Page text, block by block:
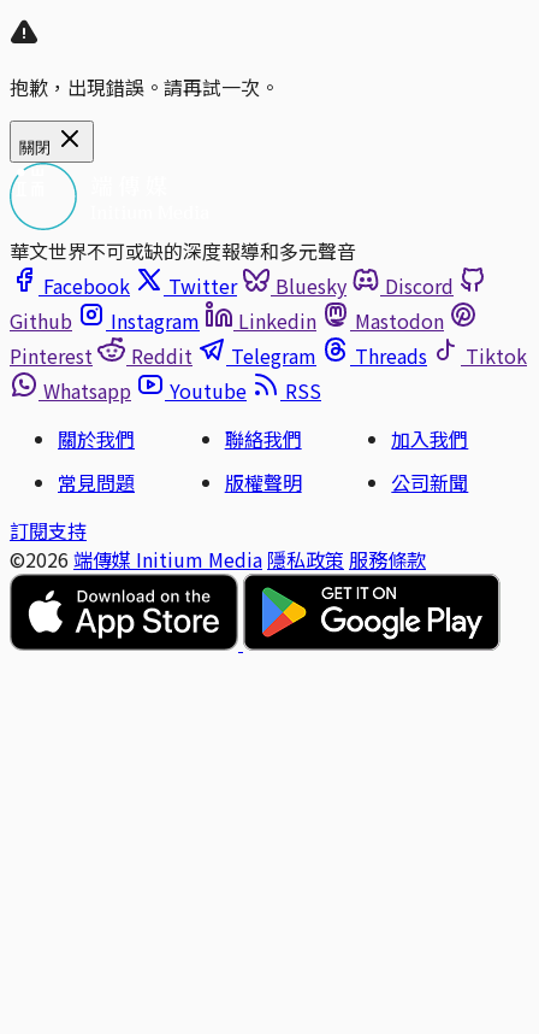
抱歉，出現錯誤。請再試一次。
關閉
華文世界不可或缺的深度報導和多元聲音
Facebook
Twitter Bluesky
Discord
Github
Instagram Linkedin
Mastodon
Pinterest
Reddit Telegram Threads
Tiktok
Whatsapp
Youtube
RSS
關於我們
聯絡我們
加入我們
常見問題
版權聲明
公司新聞
訂閱支持
©2026 端傳媒 Initium Media 隱私政策 服務條款